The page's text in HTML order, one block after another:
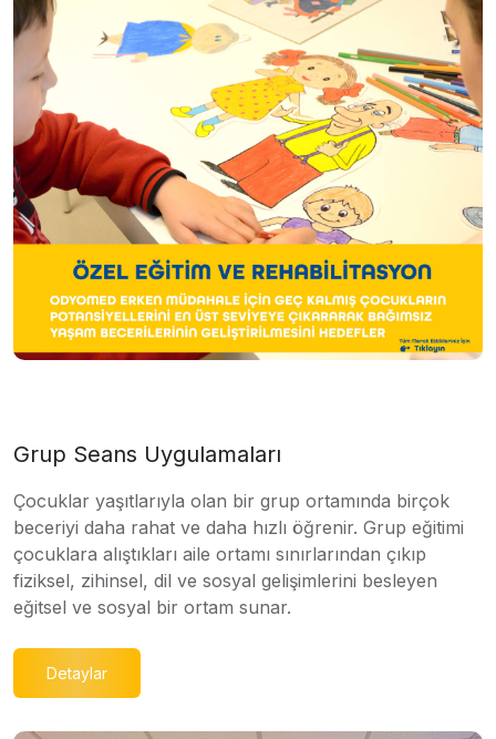
Grup Seans Uygulamaları
Çocuklar yaşıtlarıyla olan bir grup ortamında birçok
beceriyi daha rahat ve daha hızlı öğrenir. Grup eğitimi
çocuklara alıştıkları aile ortamı sınırlarından çıkıp
fiziksel, zihinsel, dil ve sosyal gelişimlerini besleyen
eğitsel ve sosyal bir ortam sunar.
Detaylar